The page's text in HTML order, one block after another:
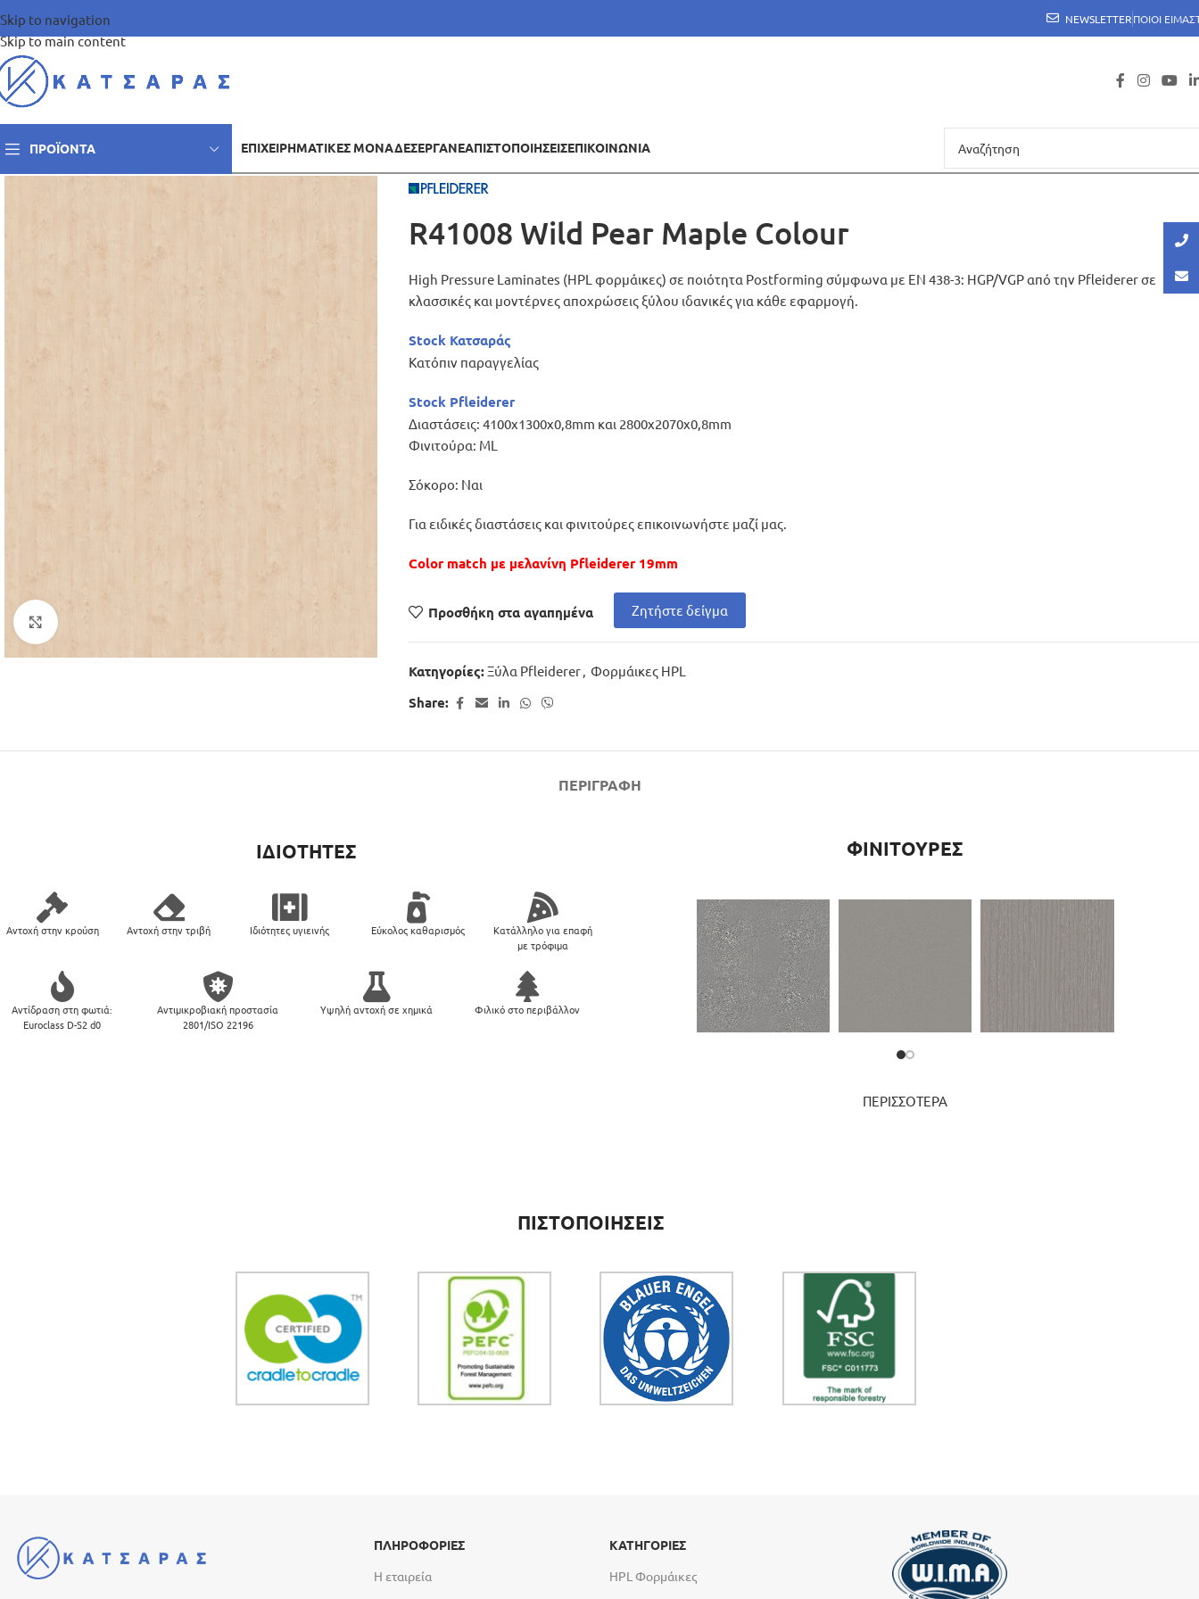
Skip to navigation
Skip to main content
NEWSLETTERΠΟΙΟΙ
ΠΡΟΪΌΝΤΑ ΕΠΙΧΕΙΡΗΜΑΤΙΚΈΣ ΜΟΝΆΔΕΣΕΡΓΑΝΕΑΠΙΣΤΟΠΟΙΗΣΕΙΣΕΠΙΚΟΙΝΩΝΙΑ
R41008 Wild Pear Maple Colour
High Pressure Laminates (HPL φορμάικες) σε ποιότητα Postforming σύμφωνα με EN 438-3: HGP/VGP από την Pfleiderer σε
κλασσικές και μοντέρνες αποχρώσεις ξύλου ιδανικές για κάθε εφαρμογή.
Stock Κατσαράς
Κατόπιν παραγγελίας
Stock Pfleiderer
Διαστάσεις: 4100x1300x0,8mm και 2800x2070x0,8mm
Φινιτούρα: ML
Σόκορο: Ναι
Για ειδικές διαστάσεις και φινιτούρες επικοινωνήστε μαζί μας.
Color match με μελανίνη Pfleiderer 19mm
Προσθήκη στα αγαπημένα Ζητήστε δείγμα
Κατηγορίες:Ξύλα Pfleiderer, Φορμάικες HPL
Share:
ΠΕΡΙΓΡΑΦΉ
ΙΔΙΟΤΗΤΕΣ
Αντοχή στην κρούση Αντοχή στην τριβή Ιδιότητες υγιεινής Εύκολος καθαρισμός
Κατάλληλο για επαφή
με τρόφιμα
Αντίδραση στη φωτιά:
Euroclass D-S2 d0
Αντιμικροβιακή προστασία
2801/ISO 22196
Υψηλή αντοχή σε χημικά Φιλικό στο περιβάλλον
ΦΙΝΙΤΟΥΡΕΣ
ΠΕΡΙΣΣΟΤΕΡΑ
ΠΙΣΤΟΠΟΙΗΣΕΙΣ
ΠΛΗΡΟΦΟΡΙΕΣ
Η εταιρεία
ΚΑΤΗΓΟΡΙΕΣ
HPL Φορμάικες